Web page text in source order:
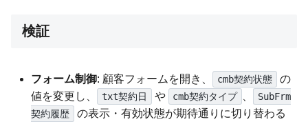
検証
フォーム制御: 顧客フォームを開き、 cmb契約状態
の
値を変更し、
txt契約日 や cmb契約タイプ
SubFrm
契約履歴
の表示・有効状態が期待通りに切り替わる